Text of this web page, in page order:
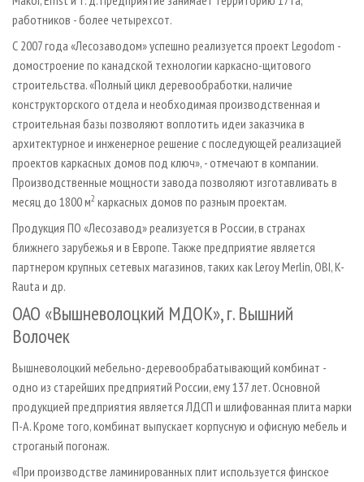
работников - более четырехсот.
С 2007 года «Лесозаводом» успешно реализуется проект Legodom -
домостроение по канадской технологии каркасно-щитового
строительства. «Полный цикл деревообработки, наличие
конструкторского отдела и необходимая производственная и
строительная базы позволяют воплотить идеи заказчика в
архитектурное и инженерное решение с последующей реализацией
проектов каркасных домов под ключ», - отмечают в компании.
Производственные мощности завода позволяют изготавливать в
месяц до 1800 м2 каркасных домов по разным проектам.
Продукция ПО «Лесозавод» реализуется в России, в странах
ближнего зарубежья и в Европе. Также предприятие является
партнером крупных сетевых магазинов, таких как Leroy Merlin, OBI, K-
Rauta и др.
ОАО «Вышневолоцкий МДОК», г. Вышний
Волочек
Вышневолоцкий мебельно-деревообрабатывающий комбинат -
одно из старейших предприятий России, ему 137 лет. Основной
продукцией предприятия является ЛДСП и шлифованная плита марки
П-А. Кроме того, комбинат выпускает корпусную и офисную мебель и
строганый погонаж.
«При производстве ламинированных плит используется финское